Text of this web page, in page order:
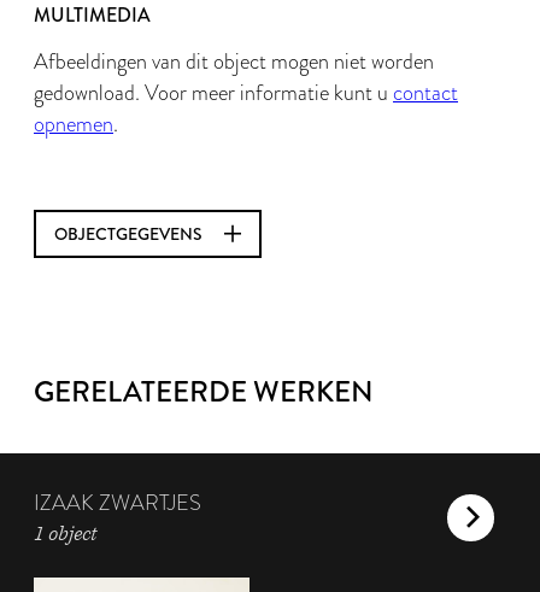
MULTIMEDIA
Afbeeldingen van dit object mogen niet worden
gedownload. Voor meer informatie kunt u contact
opnemen.
OBJECTGEGEVENS
GERELATEERDE WERKEN
IZAAK ZWARTJES
1 object